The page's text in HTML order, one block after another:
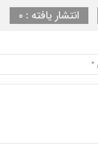
انتشار یافته : ۰